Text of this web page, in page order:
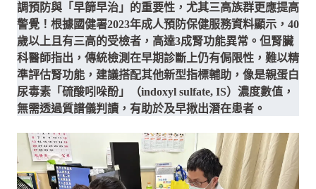
調預防與「早篩早治」的重要性，尤其三高族群更應提高
警覺！根據國健署2023年成人預防保健服務資料顯示，40
歲以上且有三高的受檢者，高達3成腎功能異常。但腎臟
科醫師指出，傳統檢測在早期診斷上仍有侷限性，難以精
準評估腎功能，建議搭配其他新型指標輔助，像是親蛋白
尿毒素「硫酸吲哚酚」（indoxyl sulfate, IS）濃度數值，
無需透過質譜儀判讀，有助於及早揪出潛在患者。